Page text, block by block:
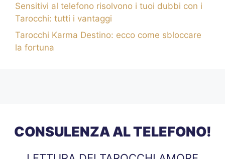
Sensitivi al telefono risolvono i tuoi dubbi con i
Tarocchi: tutti i vantaggi
Tarocchi Karma Destino: ecco come sbloccare
la fortuna
CONSULENZA AL TELEFONO!